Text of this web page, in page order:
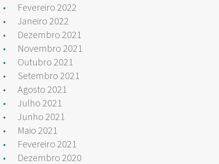
Fevereiro 2022
Janeiro 2022
Dezembro 2021
Novembro 2021
Outubro 2021
Setembro 2021
Agosto 2021
Julho 2021
Junho 2021
Maio 2021
Fevereiro 2021
Dezembro 2020